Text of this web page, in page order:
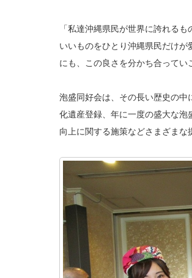
「私達沖縄県民が世界に誇れる
いいものをひとり沖縄県民だけ
にも、この良さを分かち合ってい
泡盛同好会は、その長い歴史の
化遺産登録、年に一度の盛大な
向上に関する施策などさまざまな